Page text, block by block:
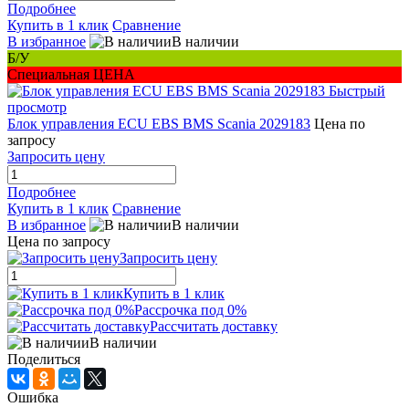
Подробнее
Купить в 1 клик Сравнение
В избранное
В наличии
Б/У
Специальная ЦЕНА
Быстрый
просмотр
Блок управления ECU EBS BMS Scania 2029183 Цена по
запросу
Запросить цену
Подробнее
Купить в 1 клик Сравнение
В избранное
В наличии
Цена по запросу
Запросить цену
Купить в 1 клик
Рассрочка под 0%
Рассчитать доставку
В наличии
Поделиться
Ошибка